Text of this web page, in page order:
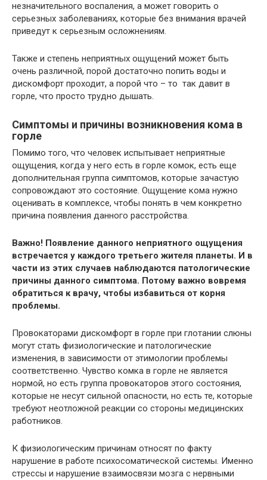
незначительного воспаления, а может говорить о
серьезных заболеваниях, которые без внимания врачей
приведут к серьезным осложнениям.
Также и степень неприятных ощущений может быть
очень различной, порой достаточно попить воды и
дискомфорт проходит, а порой что – то так давит в
горле, что просто трудно дышать.
Симптомы и причины возникновения кома в
горле
Помимо того, что человек испытывает неприятные
ощущения, когда у него есть в горле комок, есть еще
дополнительная группа симптомов, которые зачастую
сопровождают это состояние. Ощущение кома нужно
оценивать в комплексе, чтобы понять в чем конкретно
причина появления данного расстройства.
Важно! Появление данного неприятного ощущения
встречается у каждого третьего жителя планеты. И в
части из этих случаев наблюдаются патологические
причины данного симптома. Потому важно вовремя
обратиться к врачу, чтобы избавиться от корня
проблемы.
Провокаторами дискомфорт в горле при глотании слюны
могут стать физиологические и патологические
изменения, в зависимости от этимологии проблемы
соответственно. Чувство комка в горле не является
нормой, но есть группа провокаторов этого состояния,
которые не несут сильной опасности, но есть те, которые
требуют неотложной реакции со стороны медицинских
работников.
К физиологическим причинам относят по факту
нарушение в работе психосоматической системы. Именно
стрессы и нарушение взаимосвязи мозга с нервными